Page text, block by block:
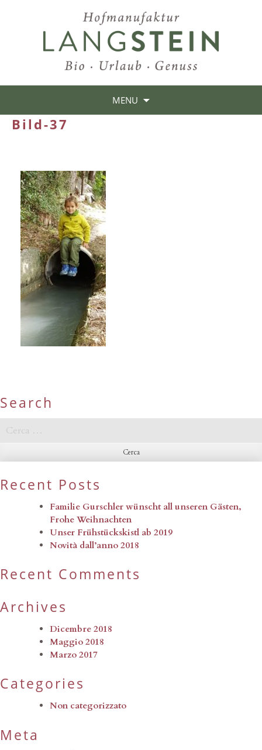
MENU
Bild-37
Search
Ricerca
per:
Recent Posts
Familie Gurschler wünscht all unseren Gästen,
Frohe Weihnachten
Unser Frühstückskistl ab 2019
Novità dall’anno 2018
Recent Comments
Archives
Dicembre 2018
Maggio 2018
Marzo 2017
Categories
Non categorizzato
Meta